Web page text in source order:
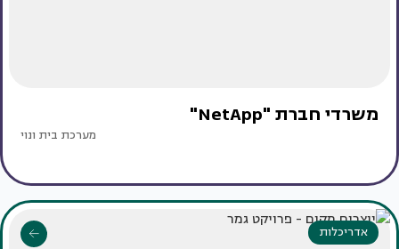
משרדי חברת "NetApp"
מערכת בית ונוי
אדריכלות